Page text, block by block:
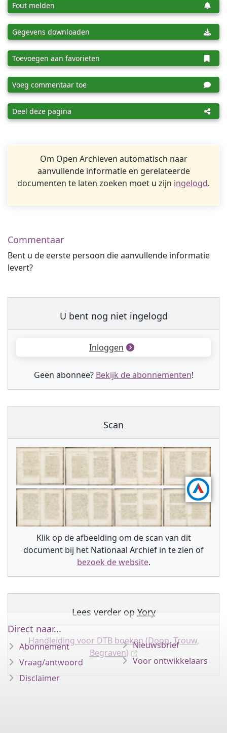
Fout melden
Gegevens downloaden
Toevoegen aan favorieten
Voeg commentaar toe
Deel deze pagina
Om Open Archieven automatisch naar
aanvullende informatie en gerelateerde
documenten te laten zoeken moet u zijn ingelogd.
Commentaar
Bent u de eerste persoon die aanvullende informatie
levert?
U bent nog niet ingelogd
Inloggen
Geen abonnee? Bekijk de abonnementen!
Scan
Klik op de afbeelding om de scan van dit
document bij het Nationaal Archief in te zien of
bezoek de website.
Lees verder op Yory
Handleiding voor DTB boeken (Doop, Trouw,
Begraven)
Direct naar...
Abonnement
Vraag/antwoord
Disclaimer
Nieuwsbrief
Voor ontwikkelaars